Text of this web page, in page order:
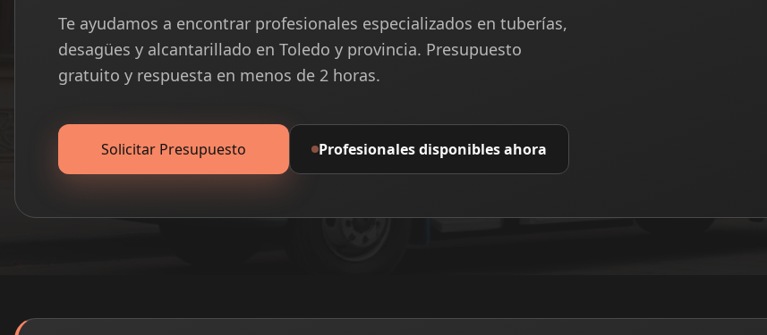
Te ayudamos a encontrar profesionales especializados en tuberías,
desagües y alcantarillado en Toledo y provincia. Presupuesto
gratuito y respuesta en menos de 2 horas.
Solicitar Presupuesto Profesionales disponibles ahora